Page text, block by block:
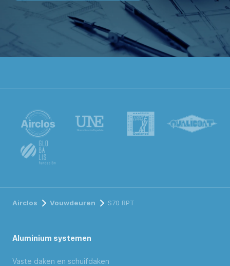
Airclos Vouwdeuren S70 RPT
Aluminium systemen
Vaste daken en schuifdaken